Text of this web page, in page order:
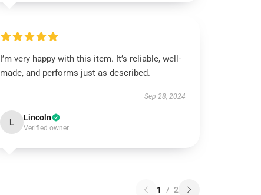
I’m very happy with this item. It’s reliable, well-
made, and performs just as described.
Sep 28, 2024
L Lincoln
Verified owner
1 / 2